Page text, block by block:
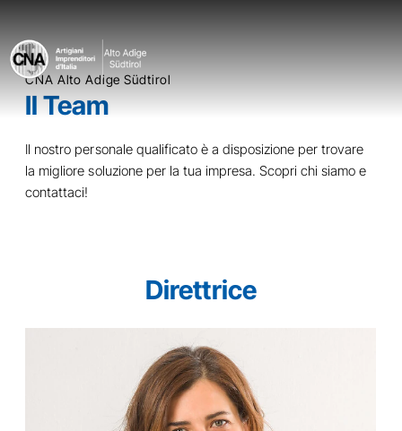
CNA Alto Adige Südtirol
Il Team
Il nostro personale qualificato è a disposizione per trovare
la migliore soluzione per la tua impresa. Scoprichi siamo e
contattaci!
Direttrice